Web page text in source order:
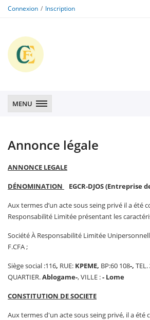
Connexion Inscription
MENU
Annonce légale
ANNONCE LEGALE
DÉNOMINATION EGCR-DJOS (Entreprise
Aux termes d’un acte sous seing privé il a été
Responsabilité Limitée présentant les
Société À Responsabilité Limitée
F.CFA ;
Siège social :116, RUE: KPEME, BP:60 108-, TEL.
QUARTIER.Ablogame-, VILLE :- Lome
CONSTITUTION DE SOCIETE
Aux termes d'un acte sous seing privé, il a été